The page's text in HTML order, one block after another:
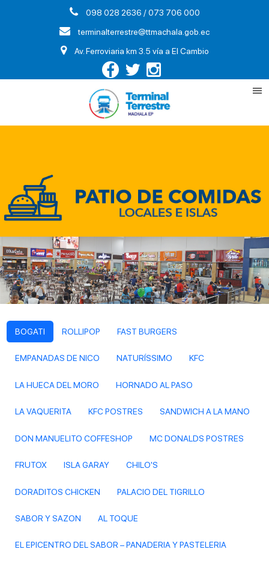
098 028 2636 / 073 706 000
terminalterrestre@ttmachala.gob.ec
Av. Ferroviaria km 3.5 vía a El Cambio
BOGATI ROLLIPOP FAST BURGERS
EMPANADAS DE NICO NATURÍSSIMO KFC
LA HUECA DEL MORO HORNADO AL PASO
LA VAQUERITA KFC POSTRES SANDWICH A LA MANO
DON MANUELITO COFFESHOP MC DONALDS POSTRES
FRUTOX ISLA GARAY CHILO'S
DORADITOS CHICKEN PALACIO DEL TIGRILLO
SABOR Y SAZON AL TOQUE
EL EPICENTRO DEL SABOR – PANADERIA Y PASTELERIA